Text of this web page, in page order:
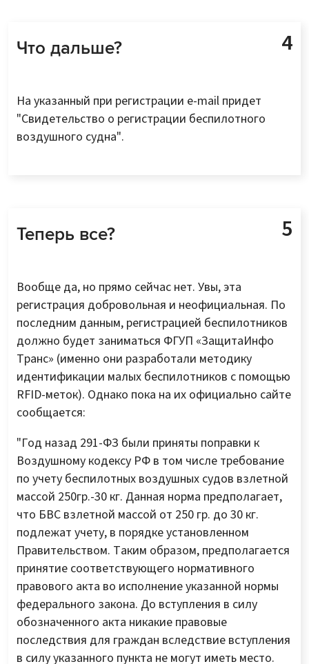
Что дальше?
На указанный при регистрации e-mail придет
"Свидетельство о регистрации беспилотного
воздушного судна".
Теперь все?
Вообще да, но прямо сейчас нет. Увы, эта
регистрация добровольная и неофициальная. По
последним данным, регистрацией беспилотников
должно будет заниматься ФГУП «ЗащитаИнфо
Транс» (именно они разработали методику
идентификации малых беспилотников с помощью
RFID-меток). Однако пока на их официально сайте
сообщается:
"Год назад 291-ФЗ были приняты поправки к
Воздушному кодексу РФ в том числе требование
по учету беспилотных воздушных судов взлетной
массой 250гр.-30 кг. Данная норма предполагает,
что БВС взлетной массой от 250 гр. до 30 кг.
подлежат учету, в порядке установленном
Правительством. Таким образом, предполагается
принятие соответствующего нормативного
правового акта во исполнение указанной нормы
федерального закона. До вступления в силу
обозначенного акта никакие правовые
последствия для граждан вследствие вступления
в силу указанного пункта не могут иметь место.